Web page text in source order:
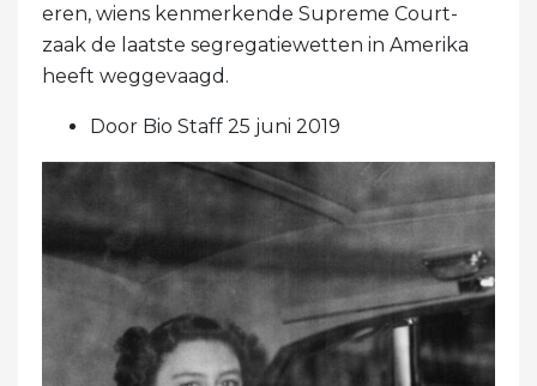
eren, wiens kenmerkende Supreme Court-
zaak de laatste segregatiewetten in Amerika
heeft weggevaagd.
Door Bio Staff 25 juni 2019